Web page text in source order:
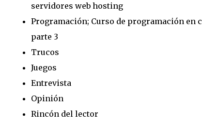
servidores web hosting
Programación; Curso de programación en c
parte 3
Trucos
Juegos
Entrevista
Opinión
Rincón del lector